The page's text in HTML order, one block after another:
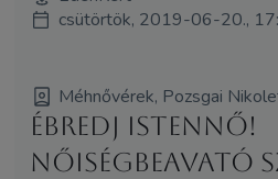
csütörtök, 2019-06-20.,
Méhnővérek, Pozsgai
Ébredj Istennő!
NőiségBeAvató